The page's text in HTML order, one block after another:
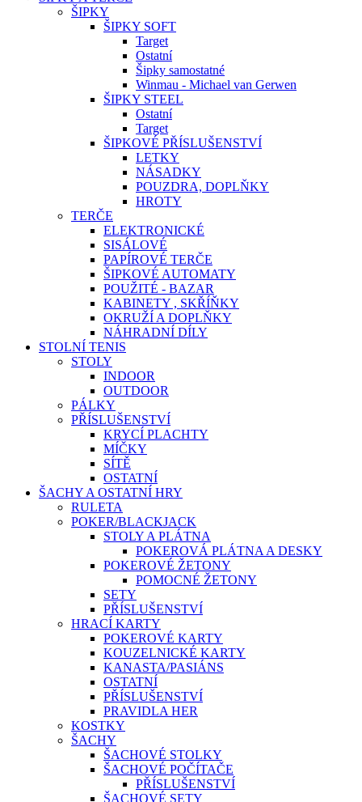
ŠIPKY
ŠIPKY SOFT
Target
Ostatní
Šipky samostatné
Winmau - Michael van Gerwen
ŠIPKY STEEL
Ostatní
Target
ŠIPKOVÉ PŘÍSLUŠENSTVÍ
LETKY
NÁSADKY
POUZDRA, DOPLŇKY
HROTY
TERČE
ELEKTRONICKÉ
SISÁLOVÉ
PAPÍROVÉ TERČE
ŠIPKOVÉ AUTOMATY
POUŽITÉ - BAZAR
KABINETY , SKŘÍŇKY
OKRUŽÍ A DOPLŇKY
NÁHRADNÍ DÍLY
STOLNÍ TENIS
STOLY
INDOOR
OUTDOOR
PÁLKY
PŘÍSLUŠENSTVÍ
KRYCÍ PLACHTY
MÍČKY
SÍTĚ
OSTATNÍ
ŠACHY A OSTATNÍ HRY
RULETA
POKER/BLACKJACK
STOLY A PLÁTNA
POKEROVÁ PLÁTNA A DESKY
POKEROVÉ ŽETONY
POMOCNÉ ŽETONY
SETY
PŘÍSLUŠENSTVÍ
HRACÍ KARTY
POKEROVÉ KARTY
KOUZELNICKÉ KARTY
KANASTA/PASIÁNS
OSTATNÍ
PŘÍSLUŠENSTVÍ
PRAVIDLA HER
KOSTKY
ŠACHY
ŠACHOVÉ STOLKY
ŠACHOVÉ POČÍTAČE
PŘÍSLUŠENSTVÍ
ŠACHOVÉ SETY